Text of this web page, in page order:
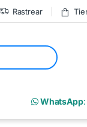
Rastrear
WhatsApp